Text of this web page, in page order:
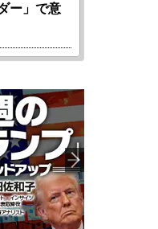
ー」で意